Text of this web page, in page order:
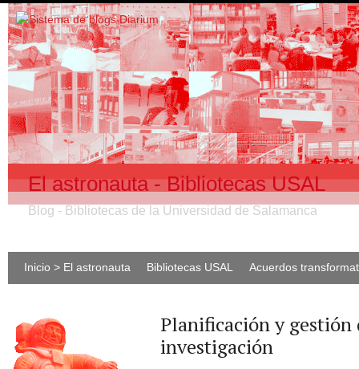
El astronauta - Bibliotecas USAL
Blog - Bibliotecas de la Universidad de Salamanca
Inicio > El astronauta Bibliotecas USAL Acuerdos
Planificación y gestión
investigación